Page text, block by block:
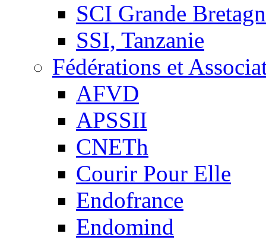
SCI Grande
SSI, Tanzanie
Fédérations et
AFVD
APSSII
CNETh
Courir Pour Elle
Endofrance
Endomind